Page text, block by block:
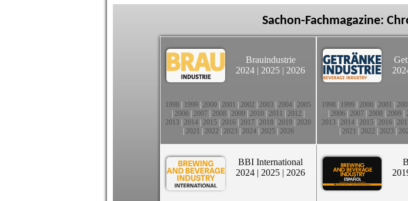
Sachon-Fachmagazine:
Brauindustrie
2024 | 2025 | 2026
1998 1999 2000 2001 2002 2003 2004 2005
2006 2007 2008 2009 2010 2011 2012
2013 2014 2015 2016 2017 2018 2019 2020
2021 2022 2023| 2024| 2025| 2026
1998 1999 2000 2001
2006 2007 2008 2009
2013 2014 2015 2016
2021 2022 2023|
BBI International
2024 | 2025 | 2026